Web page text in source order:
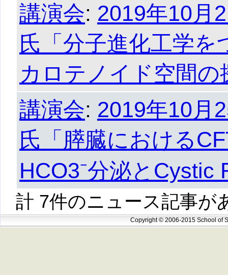
講演会: 2019年10月
氏「分子進化工学を
カロテノイド空間の
講演会: 2019年10
氏「膵臓における
HCO3⁻分泌とCystic
計 7件のニュース記事が
Copyright © 2006-2015 School of